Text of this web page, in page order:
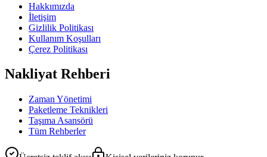
Hakkımızda
İletişim
Gizlilik Politikası
Kullanım Koşulları
Çerez Politikası
Nakliyat Rehberi
Zaman Yönetimi
Paketleme Teknikleri
Taşıma Asansörü
Tüm Rehberler